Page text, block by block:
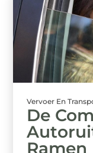
Vervoer En
De